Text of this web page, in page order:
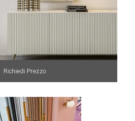
Richiedi Prezzo